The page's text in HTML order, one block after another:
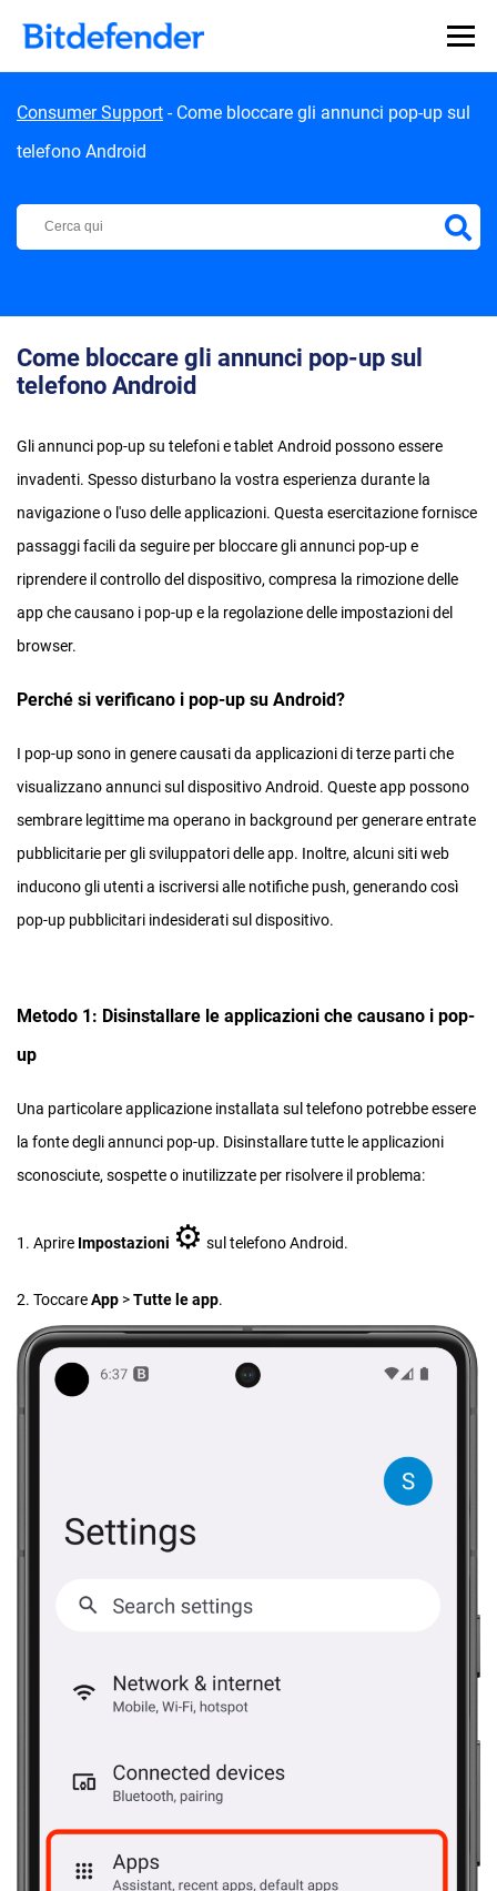
Consumer Support - Come bloccare gli annunci pop-up sul
telefono Android
Centro di Supporto Bitdefender
Come bloccare gli annunci pop-up sul
telefono Android
Gli annunci pop-up su telefoni e tablet Android possono essere
invadenti. Spesso disturbano la vostra esperienza durante la
navigazione o l'uso delle applicazioni. Questa esercitazione fornisce
passaggi facili da seguire per bloccare gli annunci pop-up e
riprendere il controllo del dispositivo, compresa la rimozione delle
app che causano i pop-up e la regolazione delle impostazioni del
browser.
Perché si verificano i pop-up su Android?
I pop-up sono in genere causati da applicazioni di terze parti che
visualizzano annunci sul dispositivo Android. Queste app possono
sembrare legittime ma operano in background per generare entrate
pubblicitarie per gli sviluppatori delle app. Inoltre, alcuni siti web
inducono gli utenti a iscriversi alle notifiche push, generando così
pop-up pubblicitari indesiderati sul dispositivo.
Metodo 1: Disinstallare le applicazioni che causano i pop-
up
Una particolare applicazione installata sul telefono potrebbe essere
la fonte degli annunci pop-up. Disinstallare tutte le applicazioni
sconosciute, sospette o inutilizzate per risolvere il problema:
1. Aprire Impostazioni ⚙︎ sul telefono Android.
2. ToccareApp >Tutte le app.